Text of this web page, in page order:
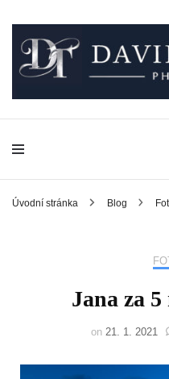
David
Fotograf pro chvíle, na kterých
Úvodní stránka Blog
Jana za
on 21. 1. 2021